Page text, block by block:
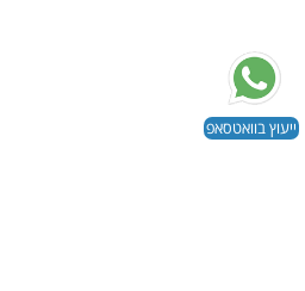
Geberit
-
ייעוץ בוואטסאפ